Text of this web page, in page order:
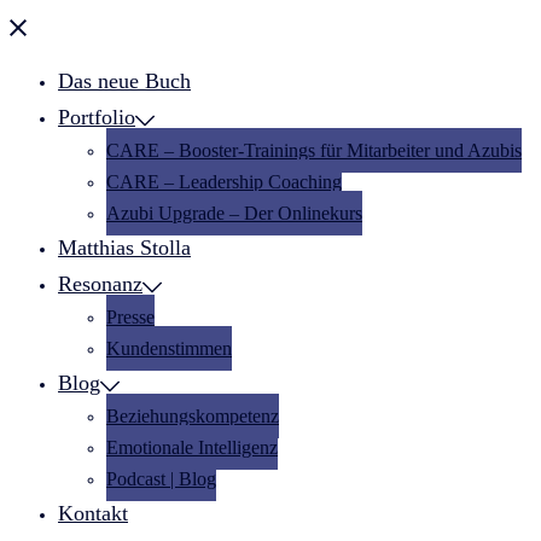
Menü
Das neue Buch
Portfolio
CARE – Booster-Trainings für Mitarbeiter und Azubis
CARE – Leadership Coaching
Azubi Upgrade – Der Onlinekurs
Matthias Stolla
Resonanz
Presse
Kundenstimmen
Blog
Beziehungskompetenz
Emotionale Intelligenz
Podcast | Blog
Kontakt